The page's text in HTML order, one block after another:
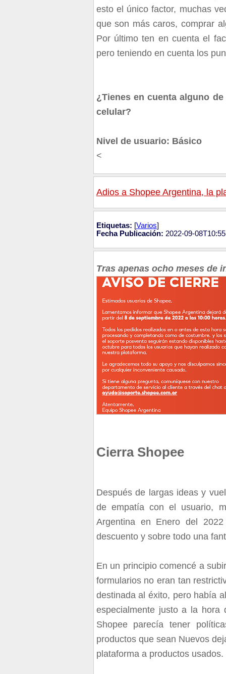
esto el único factor, muchas
que son más caros, comprar
Por último ten en cuenta el
pero teniendo en cuenta los
¿Tienes en cuenta alguno
celular?
Nivel de usuario: Básico
<
Adios a Shopee Argentina, la
Etiquetas: [Varios]
Fecha Publicación: 2022-09-
Tras apenas ocho meses de
Cierra Shopee
Después de largas ideas y
de empatía con el usuario,
Argentina en Enero del
descuento y sobre todo una
En un principio comencé a
formularios no eran tan
destinada al éxito, pero había
especialmente justo a la hora
Shopee parecía tener
productos que sean Nuevos
plataforma a productos usados.